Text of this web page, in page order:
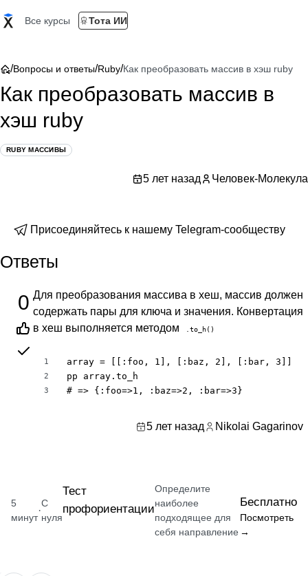
Все курсы Тота ИИ
/Вопросы и ответы/Ruby/Как преобразовать массив в хэш ruby
Как преобразовать массив в
хэш ruby
RUBY МАССИВЫ
5 лет назад Человек-Молекула
Присоединяйтесь к нашему Telegram-сообществу
Ответы
0 Для преобразования массива в хеш, массив должен
содержать пары для ключа и значения. Конвертация
в хеш выполняется методом
.to_h()
1
2
3
array = [[:foo, 1], [:baz, 2], [:bar, 3]]
pp array.to_h
# => {:foo=>1, :baz=>2, :bar=>3}
5 лет назад Nikolai Gagarinov
5
минут
·
С
нуля
Тест
профориентации
Определите
наиболее
подходящее для
себя направление
Бесплатно
Посмотреть
→